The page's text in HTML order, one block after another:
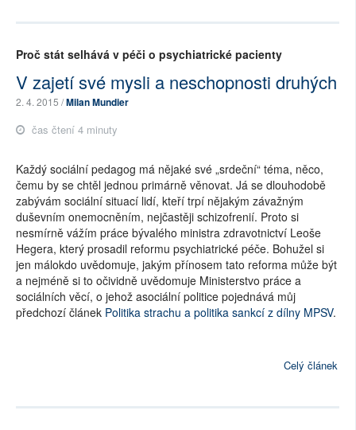
Proč stát selhává v péči o psychiatrické pacienty
V zajetí své mysli a neschopnosti druhých
2. 4. 2015 /Milan Mundier
čas čtení 4 minuty
Každý sociální pedagog má nějaké své „srdeční“ téma, něco,
čemu by se chtěl jednou primárně věnovat. Já se dlouhodobě
zabývám sociální situací lidí, kteří trpí nějakým závažným
duševním onemocněním, nejčastěji schizofrenií. Proto si
nesmírně vážím práce bývalého ministra zdravotnictví Leoše
Hegera, který prosadil reformu psychiatrické péče. Bohužel si
jen málokdo uvědomuje, jakým přínosem tato reforma může být
a nejméně si to očividně uvědomuje Ministerstvo práce a
sociálních věcí, o jehož asociální politice pojednává můj
předchozí článek Politika strachu a politika sankcí z dílny MPSV.
Celý článek